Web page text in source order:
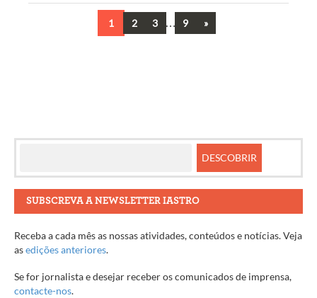
Navegação
1 2 3 … 9 Next
»
SUBSCREVA A NEWSLETTER IASTRO
Receba a cada mês as nossas atividades, conteúdos e notícias. Veja
asedições anteriores.
Se for jornalista e desejar receber os comunicados de imprensa,
contacte-nos.